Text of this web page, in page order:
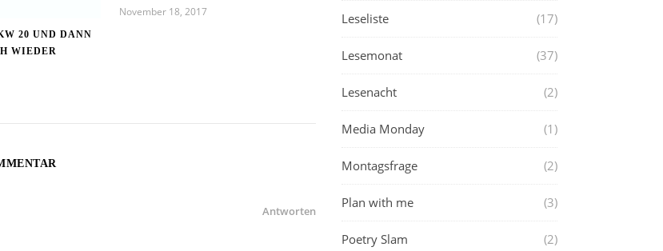
20 UND DANN
WIEDER
November 18, 2017
Antworten
Leseliste (17)
Lesemonat (37)
Lesenacht (2)
Media Monday (1)
Montagsfrage (2)
Plan with me (3)
Poetry Slam (2)